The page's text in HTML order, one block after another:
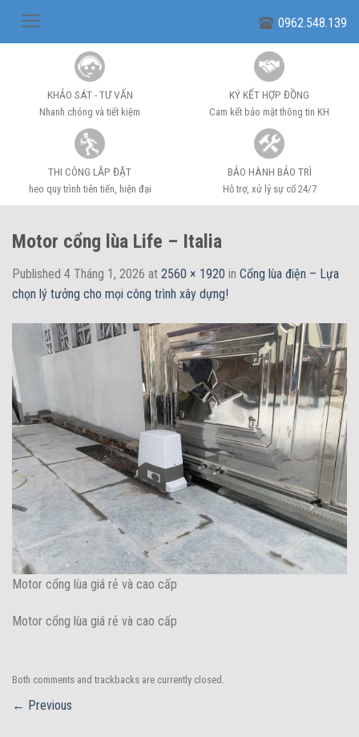
0962.548.139
KHẢO SÁT - TƯ VẤN
Nhanh chóng và tiết kiệm
KÝ KẾT HỢP ĐỒNG
Cam kết bảo mật thông tin KH
THI CÔNG LẮP ĐẶT
heo quy trình tiên tiến, hiện đại
BẢO HÀNH BẢO TRÌ
Hỗ trợ, xử lý sự cố 24/7
Motor cổng lùa Life – Italia
Published 4 Tháng 1, 2026 at 2560 × 1920 in Cổng lùa điện – Lựa
chọn lý tưởng cho mọi công trình xây dựng!
Motor cổng lùa giá rẻ và cao cấp
Motor cổng lùa giá rẻ và cao cấp
Both comments and trackbacks are currently closed.
← Previous